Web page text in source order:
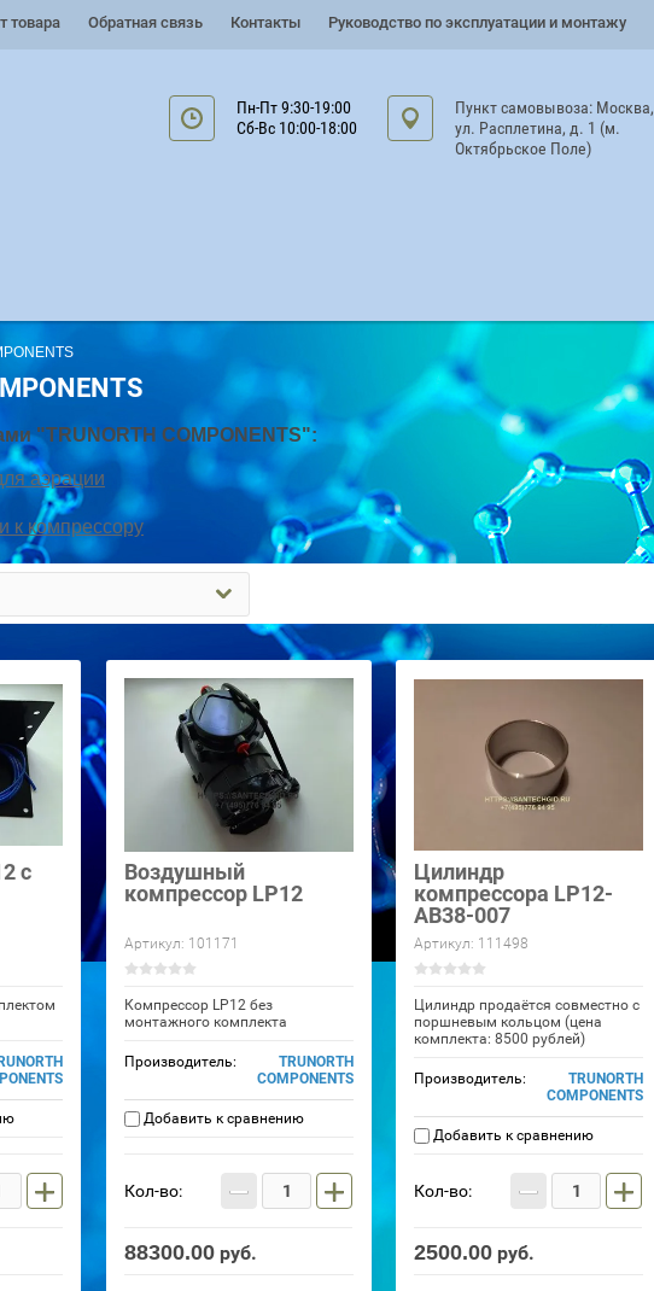
товара Обратная связь Контакты Руководство по эксплуатации и монтажу
Пункт самовывоза: Москва,
ул. Расплетина, д. 1 (м.
Октябрьское Поле)
Пн-Пт 9:30-19:00
Сб-Вс 10:00-18:00
"TRUNORTH COMPONENTS":
аэрации
к компрессору
с
+
Воздушный
компрессор LP12
Артикул: 101171
Компрессор LP12 без
монтажного комплекта
Производитель:
TRUNORTH
COMPONENTS
Добавить к сравнению
Кол-во: − +
88300.00 руб.
Цилиндр
компрессора LP12-
AB38-007
Артикул: 111498
Цилиндр продаётся совместно с
поршневым кольцом (цена
комплекта: 8500 рублей)
Производитель:
TRUNORTH
COMPONENTS
Добавить к сравнению
Кол-во: − +
2500.00 руб.